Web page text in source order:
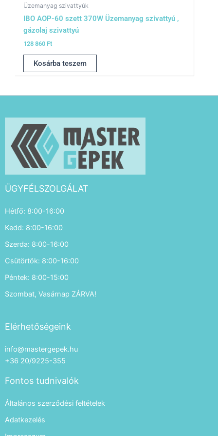
Üzemanyag szivattyúk
IBO AOP-60 szett 370W Üzemanyag szivattyú ,
gázolaj szivattyú
128 860 Ft
Kosárba teszem
ÜGYFÉLSZOLGÁLAT
Hétfő: 8:00-16:00
Kedd: 8:00-16:00
Szerda: 8:00-16:00
Csütörtök: 8:00-16:00
Péntek: 8:00-15:00
Szombat, Vasárnap ZÁRVA!
Elérhetőségeink
info@mastergepek.hu
+36 20/9225-355
Fontos tudnivalók
Általános szerződési feltételek
Adatkezelés